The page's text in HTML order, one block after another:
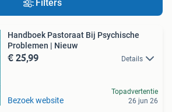
Filters
Handboek Pastoraat Bij Psychische
Problemen | Nieuw
€ 25,99 Details
Bezoek website
Topadvertentie
26 jun 26